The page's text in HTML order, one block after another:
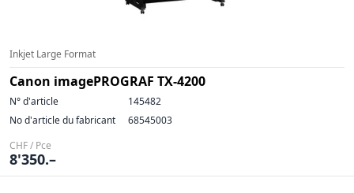
Inkjet Large Format
Canon imagePROGRAF TX-4200
N° d'article
145482
No d'article du fabricant
68545003
CHF / Pce
8'350.–